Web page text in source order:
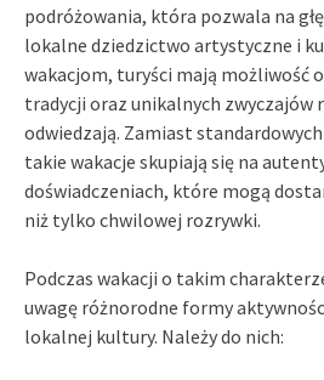
podróżowania, która pozwala na
lokalne dziedzictwo artystyczne i
wakacjom, turyści mają możliwość
tradycji oraz unikalnych zwyczajów
odwiedzają. Zamiast
takie wakacje skupiają się na
doświadczeniach, które mogą
niż tylko chwilowej rozrywki.
Podczas wakacji o takim
uwagę różnorodne formy
lokalnej kultury. Należy do nich: